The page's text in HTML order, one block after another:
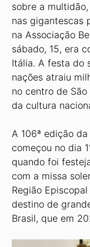
sobre a
nas gigantescas
na Associação
sábado, 15, era
Itália. A festa do
nações atraiu
no centro de
da cultura
A 106ª edição
começou no dia
quando foi
com a missa
Região
destino de
Brasil, que em